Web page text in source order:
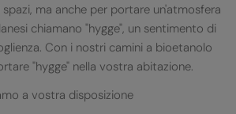
ma anche per portare un'atmosfera
chiamano "hygge", un sentimento di
Con i nostri camini a bioetanolo
"hygge" nella vostra abitazione.
a vostra disposizione